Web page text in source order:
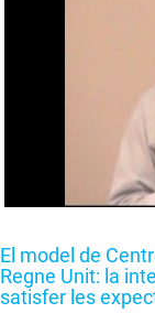
El model de
Regne Unit: la
satisfer les